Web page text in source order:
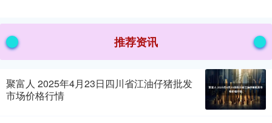
推荐资讯
聚富人 2025年4月23日四川省江油仔猪批发
市场价格行情